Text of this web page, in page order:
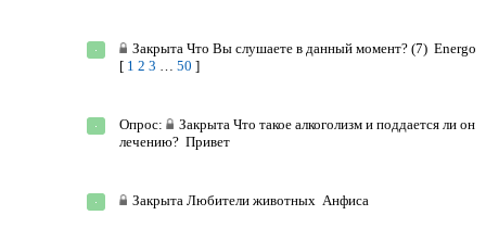
ЗакрытаЧто Вы слушаете в данный момент? (7) Energo
[ 1 2 3 … 50 ]
Опрос: ЗакрытаЧто такое алкоголизм и поддается ли он
лечению? Привет
ЗакрытаЛюбители животных Анфиса